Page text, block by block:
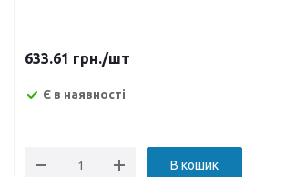
633.61 грн./шт
Є в наявності
В кошик